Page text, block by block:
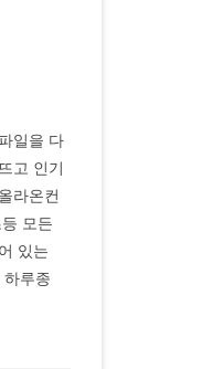
일을 다
고 인기
라온컨
모든
있는
루종